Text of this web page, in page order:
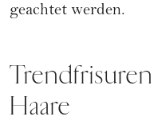
geachtet werden.
Haare